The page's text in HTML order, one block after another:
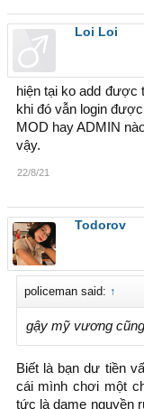
Loi Loi
hiện tại ko add được
khi đó vẫn login
MOD hay ADMIN
vậy.
22/8/21
Todorov
policeman said: ↑
gậy mỹ vương
Biết là bạn dư tiền
cái mình chơi một
tức là dame nguyền